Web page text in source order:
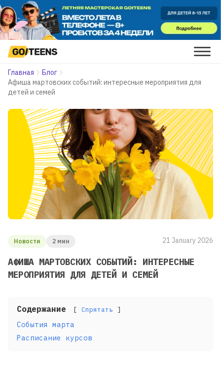
Главная
Блог
Афиша мартовских событий: интересные мероприятия для
детей и семей
Новости 2 мин 21 January 2026
АФИША МАРТОВСКИХ СОБЫТИЙ: ИНТЕРЕСНЫЕ
МЕРОПРИЯТИЯ ДЛЯ ДЕТЕЙ И СЕМЕЙ
Содержание Спрятать
События марта
Расписание курсов